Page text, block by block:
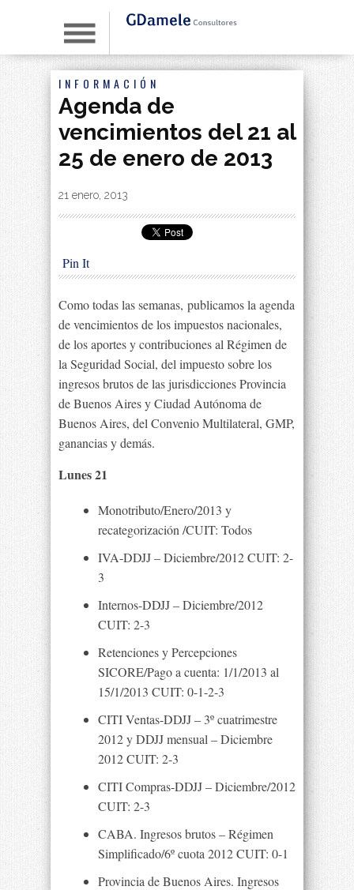
INFORMACIÓN
Agenda de
vencimientos del 21 al
25 de enero de 2013
By|
21 enero, 2013
Pin It
Como todas las semanas, publicamos la agenda
de vencimientos de los impuestos nacionales,
de los aportes y contribuciones al Régimen de
la Seguridad Social, del impuesto sobre los
ingresos brutos de las jurisdicciones Provincia
de Buenos Aires y Ciudad Autónoma de
Buenos Aires, del Convenio Multilateral, GMP,
ganancias y demás.
Lunes 21
Monotributo/Enero/2013 y
recategorización /CUIT: Todos
IVA-DDJJ – Diciembre/2012 CUIT: 2-
3
Internos-DDJJ – Diciembre/2012
CUIT: 2-3
Retenciones y Percepciones
SICORE/Pago a cuenta: 1/1/2013 al
15/1/2013 CUIT: 0-1-2-3
CITI Ventas-DDJJ – 3º cuatrimestre
2012 y DDJJ mensual – Diciembre
2012 CUIT: 2-3
CITI Compras-DDJJ – Diciembre/2012
CUIT: 2-3
CABA. Ingresos brutos – Régimen
Simplificado/6º cuota 2012 CUIT: 0-1
Provincia de Buenos Aires. Ingresos